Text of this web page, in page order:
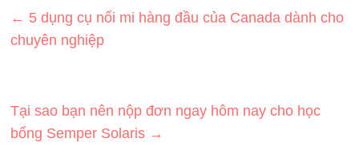
← 5 dụng cụ nối mi hàng đầu của Canada dành cho
chuyên nghiệp
Tại sao bạn nên nộp đơn ngay hôm nay cho học
bổng Semper Solaris →